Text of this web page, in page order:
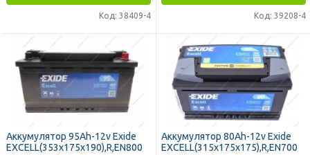
Код: 38409-4 Код: 39208-4
Аккумулятор 95Ah-12v Exide
EXCELL(353х175х190),R,EN800
Аккумулятор 80Ah-12v Exide
EXCELL(315х175х175),R,EN700